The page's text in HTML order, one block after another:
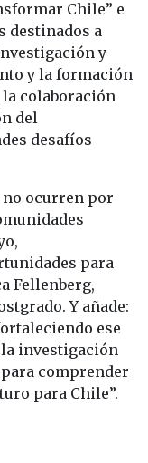
Chile” e
destinados a
y
y la formación
colaboración
del
desafíos
no ocurren por
para
Fellenberg,
Y añade:
ese
la investigación
comprender
para Chile”.